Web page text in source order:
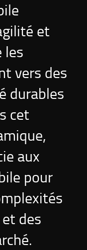
et
les
vers des
durables
cet
aux
pour
des